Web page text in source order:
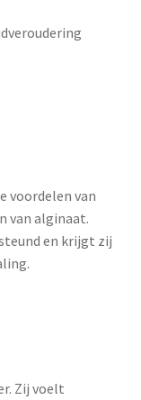
voordelen van
van alginaat.
en krijgt zij
Zij voelt